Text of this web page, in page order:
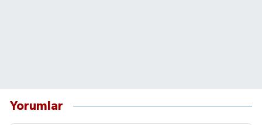
Yorumlar